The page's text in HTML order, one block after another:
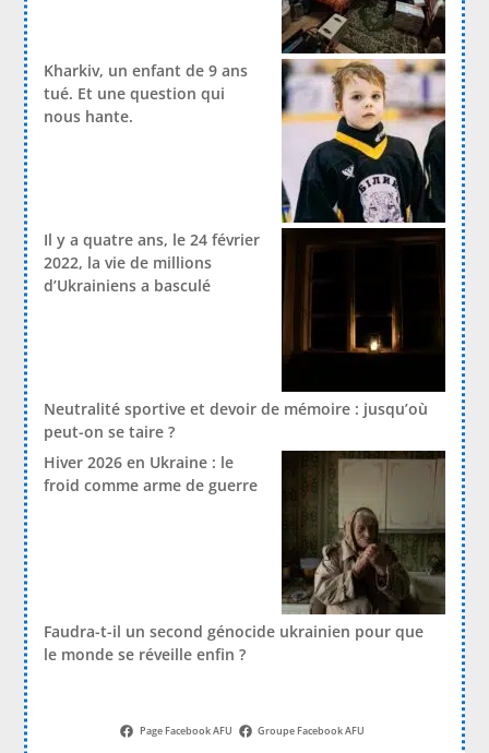
Kharkiv, un enfant de 9 ans
tué. Et une question qui
nous hante.
Il y a quatre ans, le 24 février
2022, la vie de millions
d’Ukrainiens a basculé
Neutralité sportive et devoir de mémoire : jusqu’où
peut-on se taire ?
Hiver 2026 en Ukraine : le
froid comme arme de guerre
Faudra-t-il un second génocide ukrainien pour que
le monde se réveille enfin ?
Page Facebook AFU Groupe Facebook AFU